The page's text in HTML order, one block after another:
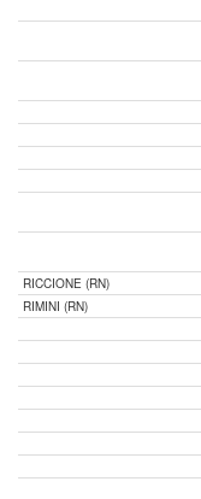
RICCIONE (RN)
RIMINI (RN)